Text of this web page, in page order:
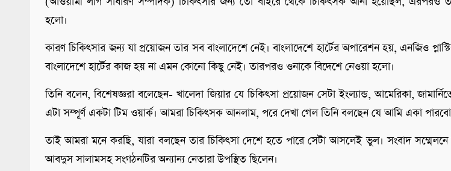
হলো।
কারণ চিকিৎসার জন্য যা প্রয়োজন তার সব বাংলাদেশে নেই। বাংলাদেশে হার্টের অপারেশন হয়, এনজিও
বাংলাদেশে হার্টের কাজ হয় না এমন কোনো কিছু নেই। তারপরও ওনাকে বিদেশে নেওয়া হলো।
তিনি বলেন, বিশেষজ্ঞরা বলেছেন- খালেদা জিয়ার যে চিকিৎসা প্রয়োজন সেটা ইংল্যান্ড, আমেরিকা,
এটা সম্পূর্ণ একটা টিম ওয়ার্ক। আমরা চিকিৎসক আনলাম, পরে দেখা গেল তিনি বলছেন যে আমি একা পারবো
তাই আমরা মনে করছি, যারা বলছেন তার চিকিৎসা দেশে হতে পারে সেটা আসলেই ভুল। সংবাদ সম্মেলনে
আবদুস সালামসহ সংগঠনটির অন্যান্য নেতারা উপস্থিত ছিলেন।